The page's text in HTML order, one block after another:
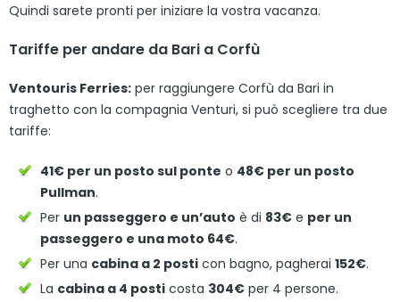
Quindi sarete pronti per iniziare la vostra vacanza.
Tariffe per andare da Bari a Corfù
Ventouris Ferries: per raggiungere Corfù da Bari in
traghetto con la compagnia Venturi, si può scegliere tra due
tariffe:
41€ per un posto sul ponte o 48€ per un posto
Pullman.
Per un passeggero e un’auto è di 83€ e per un
passeggero e una moto 64€.
Per una cabina a 2 posti con bagno, pagherai 152€.
La cabina a 4 posti costa 304€ per 4 persone.